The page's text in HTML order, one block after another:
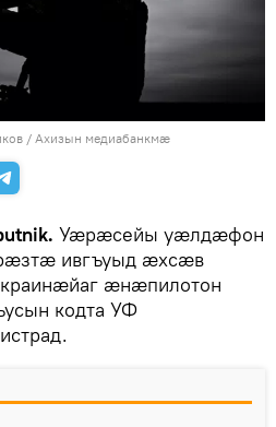
/ Ахизын медиабанкмæ
Уӕрӕсейы уӕлдӕфон
ивгъуыд ӕхсӕв
ӕнӕпилотон
кодта УФ